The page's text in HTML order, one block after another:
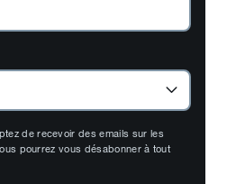
de recevoir des emails sur les
pourrez vous désabonner à tout